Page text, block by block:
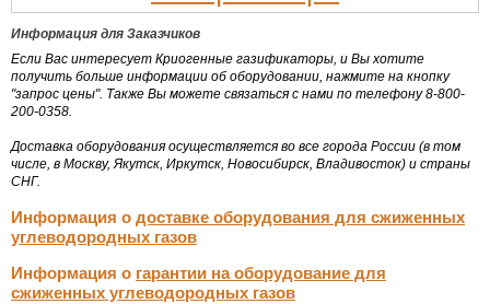
Информация для Заказчиков
Если Вас интересует Криогенные газификаторы, и Вы хотите
получить больше информации об оборудовании, нажмите на кнопку
"запрос цены". Также Вы можете связаться с нами по телефону 8-800-
200-0358.
Доставка оборудования осуществляется во все города России (в том
числе, в Москву, Якутск, Иркутск, Новосибирск, Владивосток) и страны
СНГ.
Информация о доставке оборудования для сжиженных
углеводородных газов
Информация о гарантии на оборудование для
сжиженных углеводородных газов